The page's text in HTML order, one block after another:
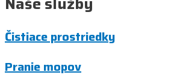
Čistiace prostriedky
Pranie mopov